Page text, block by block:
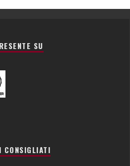
SU
CONSIGLIATI